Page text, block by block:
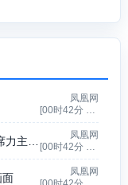
凤凰网
凤凰网
面
凤凰网